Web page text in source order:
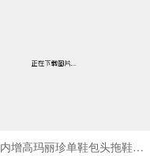
新款内增高玛丽珍单鞋包头拖鞋SA366-9